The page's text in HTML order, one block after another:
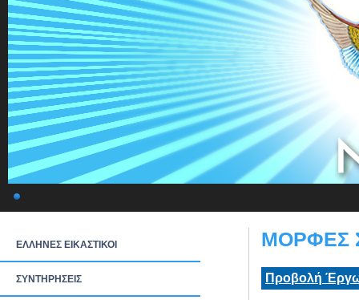
ΕΛΛΗΝΕΣ ΕΙΚΑΣΤΙΚΟΙ
ΣΥΝΤΗΡΗΣΕΙΣ
ΜΟΡΦΕΣ
Προβολή